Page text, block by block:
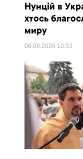
Нунцій в
хтось
миру
06.08.2026 10:53